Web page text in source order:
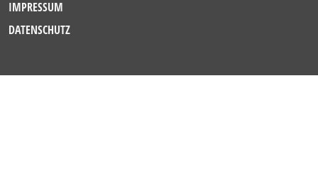
IMPRESSUM
DATENSCHUTZ